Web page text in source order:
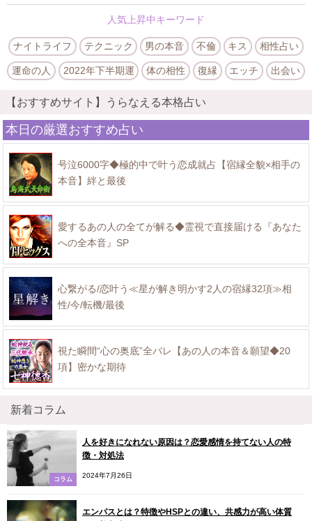
人気上昇中キーワード
ナイトライフ テクニック 男の本音 不倫 キス 相性占い
運命の人 2022年下半期運 体の相性 復縁 エッチ 出会い
【おすすめサイト】うらなえる本格占い
本日の厳選おすすめ占い
号泣6000字◆極的中で叶う恋成就占【宿縁全貌×相手の
本音】絆と最後
愛するあの人の全てが解る◆霊視で直接届ける『あなた
への全本音』SP
心繋がる/恋叶う≪星が解き明かす2人の宿縁32項≫相
性/今/転機/最後
視た瞬間“心の奥底”全バレ【あの人の本音＆願望◆20
項】密かな期待
新着コラム
コラム
人を好きになれない原因は？恋愛感情を持てない人の特
徴・対処法
2024年7月26日
エンパスとは？特徴やHSPとの違い、共感力が高い体質